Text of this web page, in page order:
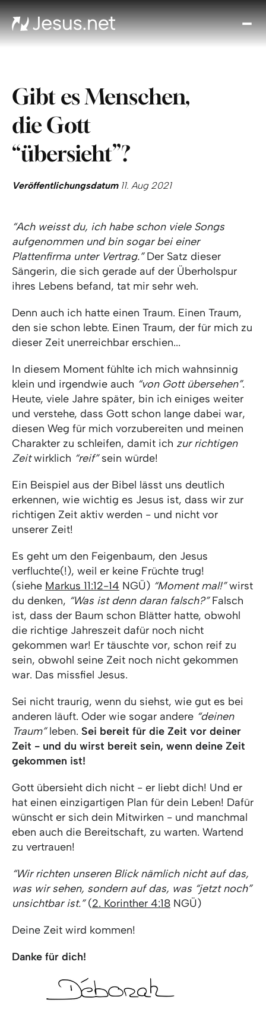
Gibt es Menschen,
die Gott
“übersieht”?
Veröffentlichungsdatum11. Aug 2021
“Ach weisst du, ich habe schon viele Songs
aufgenommen und bin sogar bei einer
Plattenfirma unter Vertrag.”Der Satz dieser
Sängerin, die sich gerade auf der Überholspur
ihres Lebens befand, tat mir sehr weh.
Denn auch ich hatte einen Traum. Einen Traum,
den sie schon lebte. Einen Traum, der für mich zu
dieser Zeit unerreichbar erschien...
In diesem Moment fühlte ich mich wahnsinnig
klein und irgendwie auch “von Gott übersehen”.
Heute, viele Jahre später, bin ich einiges weiter
und verstehe, dass Gott schon lange dabei war,
diesen Weg für mich vorzubereiten und meinen
Charakter zu schleifen, damit ich zur richtigen
Zeitwirklich “reif”sein würde!
Ein Beispiel aus der Bibel lässt uns deutlich
erkennen, wie wichtig es Jesus ist, dass wir zur
richtigen Zeit aktiv werden - und nicht vor
unserer Zeit!
Es geht um den Feigenbaum, den Jesus
verfluchte(!), weil er keine Früchte trug!
(siehe Markus 11:12-14 NGÜ) “Moment mal!”wirst
du denken, “Was ist denn daran falsch?”Falsch
ist, dass der Baum schon Blätter hatte, obwohl
die richtige Jahreszeit dafür noch nicht
gekommen war! Er täuschte vor, schon reif zu
sein, obwohl seine Zeit noch nicht gekommen
war. Das missfiel Jesus.
Sei nicht traurig, wenn du siehst, wie gut es bei
anderen läuft. Oder wie sogar andere “deinen
Traum”leben. Sei bereit für die Zeit vor deiner
Zeit - und du wirst bereit sein, wenn deine Zeit
gekommen ist!
Gott übersieht dich nicht - er liebt dich! Und er
hat einen einzigartigen Plan für dein Leben! Dafür
wünscht er sich dein Mitwirken - und manchmal
eben auch die Bereitschaft, zu warten. Wartend
zu vertrauen!
“Wir richten unseren Blick nämlich nicht auf das,
was wir sehen, sondern auf das, was “jetzt noch”
unsichtbar ist.”(2. Korinther 4:18 NGÜ)
Deine Zeit wird kommen!
Danke für dich!